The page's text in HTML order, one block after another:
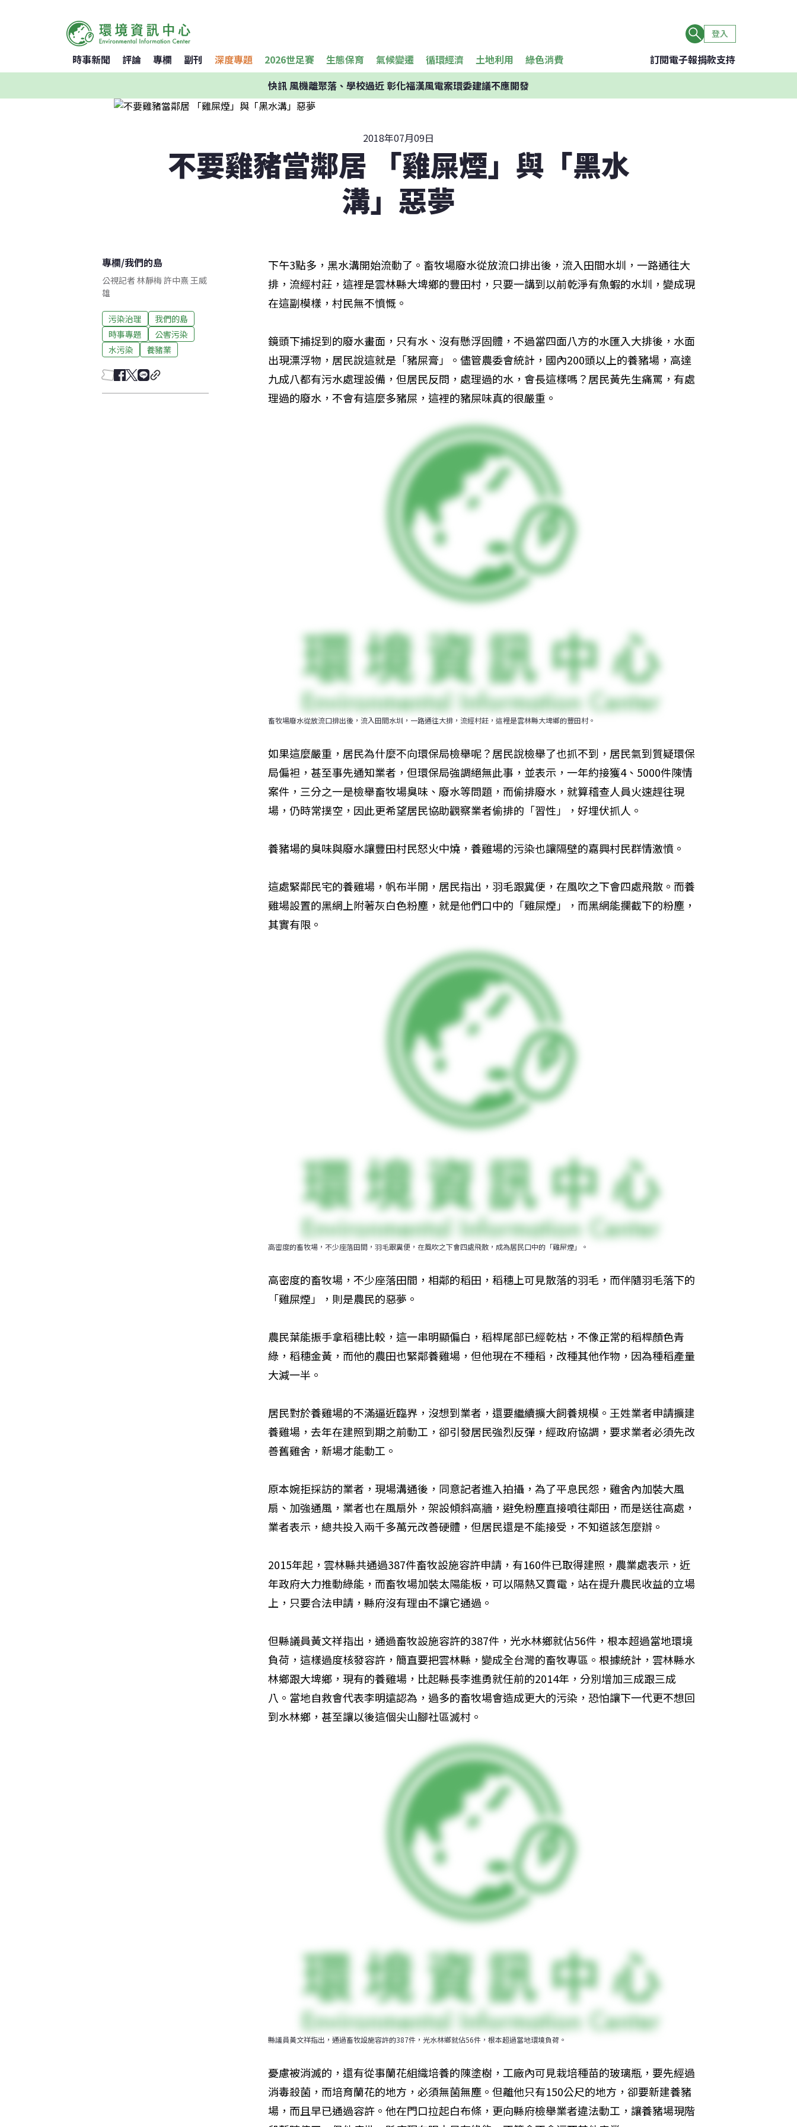
登入
時事新聞 評論 專欄 副刊 深度專題 2026世足賽 生態保育 氣候變遷 循環經濟 土地利用 綠色消費 訂閱電子報捐款支持
快訊風機離聚落、學校過近 彰化福漢風電案環委建議不應開發
2018年07月09日
不要雞豬當鄰居 「雞屎煙」與「黑水
溝」惡夢
專欄/我們的島
公視記者 林靜梅 許中熹 王威
雄
污染治理
我們的島
時事專題
公害污染
水污染
養豬業
下午3點多，黑水溝開始流動了。畜牧場廢水從放流口排出後，流入田間水圳，一路通往大
排，流經村莊，這裡是雲林縣大埤鄉的豐田村，只要一講到以前乾淨有魚蝦的水圳，變成現
在這副模樣，村民無不憤慨。
鏡頭下捕捉到的廢水畫面，只有水、沒有懸浮固體，不過當四面八方的水匯入大排後，水面
出現漂浮物，居民說這就是「豬屎膏」。儘管農委會統計，國內200頭以上的養豬場，高達
九成八都有污水處理設備，但居民反問，處理過的水，會長這樣嗎？居民黃先生痛罵，有處
理過的廢水，不會有這麼多豬屎，這裡的豬屎味真的很嚴重。
畜牧場廢水從放流口排出後，流入田間水圳，一路通往大排，流經村莊，這裡是雲林縣大埤鄉的豐田村。
如果這麼嚴重，居民為什麼不向環保局檢舉呢？居民說檢舉了也抓不到，居民氣到質疑環保
局偏袒，甚至事先通知業者，但環保局強調絕無此事，並表示，一年約接獲4、5000件陳情
案件，三分之一是檢舉畜牧場臭味、廢水等問題，而偷排廢水，就算稽查人員火速趕往現
場，仍時常撲空，因此更希望居民協助觀察業者偷排的「習性」，好埋伏抓人。
養豬場的臭味與廢水讓豐田村民怒火中燒，養雞場的污染也讓隔壁的嘉興村民群情激憤。
這處緊鄰民宅的養雞場，帆布半開，居民指出，羽毛跟糞便，在風吹之下會四處飛散。而養
雞場設置的黑網上附著灰白色粉塵，就是他們口中的「雞屎煙」，而黑網能攔截下的粉塵，
其實有限。
高密度的畜牧場，不少座落田間，羽毛跟糞便，在風吹之下會四處飛散，成為居民口中的「雞屎煙」。
高密度的畜牧場，不少座落田間，相鄰的稻田，稻穗上可見散落的羽毛，而伴隨羽毛落下的
「雞屎煙」，則是農民的惡夢。
農民葉能振手拿稻穗比較，這一串明顯偏白，稻桿尾部已經乾枯，不像正常的稻桿顏色青
綠，稻穗金黃，而他的農田也緊鄰養雞場，但他現在不種稻，改種其他作物，因為種稻產量
大減一半。
居民對於養雞場的不滿逼近臨界，沒想到業者，還要繼續擴大飼養規模。王姓業者申請擴建
養雞場，去年在建照到期之前動工，卻引發居民強烈反彈，經政府協調，要求業者必須先改
善舊雞舍，新場才能動工。
原本婉拒採訪的業者，現場溝通後，同意記者進入拍攝，為了平息民怨，雞舍內加裝大風
扇、加強通風，業者也在風扇外，架設傾斜高牆，避免粉塵直接噴往鄰田，而是送往高處，
業者表示，總共投入兩千多萬元改善硬體，但居民還是不能接受，不知道該怎麼辦。
2015年起，雲林縣共通過387件畜牧設施容許申請，有160件已取得建照，農業處表示，近
年政府大力推動綠能，而畜牧場加裝太陽能板，可以隔熱又賣電，站在提升農民收益的立場
上，只要合法申請，縣府沒有理由不讓它通過。
但縣議員黃文祥指出，通過畜牧設施容許的387件，光水林鄉就佔56件，根本超過當地環境
負荷，這樣過度核發容許，簡直要把雲林縣，變成全台灣的畜牧專區。根據統計，雲林縣水
林鄉跟大埤鄉，現有的養雞場，比起縣長李進勇就任前的2014年，分別增加三成跟三成
八。當地自救會代表李明遠認為，過多的畜牧場會造成更大的污染，恐怕讓下一代更不想回
到水林鄉，甚至讓以後這個尖山腳社區滅村。
縣議員黃文祥指出，通過畜牧設施容許的387件，光水林鄉就佔56件，根本超過當地環境負荷。
憂慮被消滅的，還有從事蘭花組織培養的陳塗樹，工廠內可見栽培種苗的玻璃瓶，要先經過
消毒殺菌，而培育蘭花的地方，必須無菌無塵。但離他只有150公尺的地方，卻要新建養豬
場，而且早已通過容許。他在門口拉起白布條，更向縣府檢舉業者違法動工，讓養豬場現階